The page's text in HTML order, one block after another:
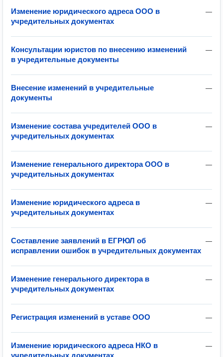
—
Изменение юридического адреса ООО в
учредительных документах
—
Консультации юристов по внесению изменений
в учредительные документы
—
Внесение изменений в учредительные
документы
—
Изменение состава учредителей ООО в
учредительных документах
—
Изменение генерального директора ООО в
учредительных документах
—
Изменение юридического адреса в
учредительных документах
—
Составление заявлений в ЕГРЮЛ об
исправлении ошибок в учредительных документах
—
Изменение генерального директора в
учредительных документах
—
Регистрация изменений в уставе ООО
—
Изменение юридического адреса НКО в
учредительных документах